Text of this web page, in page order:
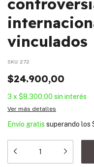
vinculados
SKU: 272
$24.900,00
3 x $8.300,00 sin interés
Ver más detalles
Envío gratis superando los